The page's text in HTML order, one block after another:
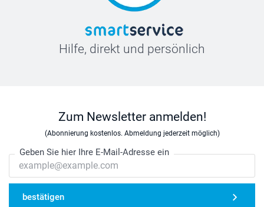
Hilfe, direkt und persönlich
Zum Newsletter anmelden!
(Abonnierung kostenlos. Abmeldung jederzeit möglich)
Geben Sie hier Ihre E-Mail-Adresse ein
bestätigen